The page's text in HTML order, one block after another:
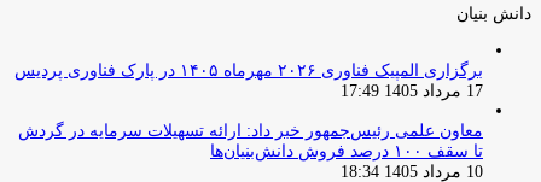
دانش‌ بنیان‌
برگزاری المپیک فناوری ۲۰۲۶ مهرماه ۱۴۰۵ در پارک فناوری پردیس
17 مرداد 1405 17:49
معاون علمی رئیس‌جمهور خبر داد: ارائه تسهیلات سرمایه در گردش
تا سقف ۱۰۰ درصد فروش دانش‌بنیان‌ها
10 مرداد 1405 18:34